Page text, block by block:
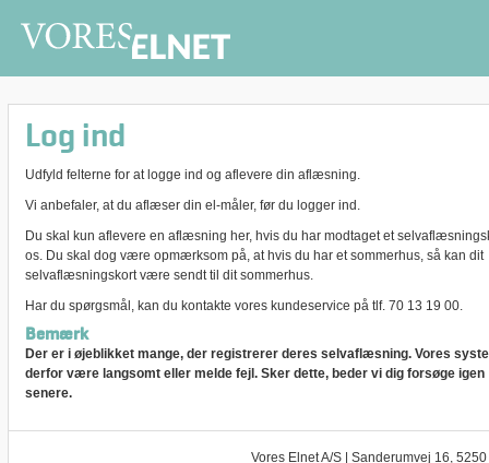
Log ind
Udfyld felterne for at logge ind og aflevere din aflæsning.
Vi anbefaler, at du aflæser din el-måler, før du logger ind.
Du skal kun aflevere en aflæsning her, hvis du har modtaget et
os. Du skal dog være opmærksom på, at hvis du har et sommerhus, så kan dit
selvaflæsningskort være sendt til dit sommerhus.
Har du spørgsmål, kan du kontakte vores kundeservice på tlf. 70 13 19 00.
Bemærk
Der er i øjeblikket mange, der registrerer deres selvaflæsning. Vores
derfor være langsomt eller melde fejl. Sker dette, beder vi dig forsøge igen
senere.
Vores Elnet A/S | Sanderumvej 16,